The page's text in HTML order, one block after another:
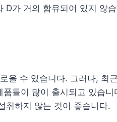
D가 거의 함유되어 있지 않
울 수 있습니다. 그러나, 최
들이 많이 출시되고 있습
취하지 않는 것이 좋습니다.